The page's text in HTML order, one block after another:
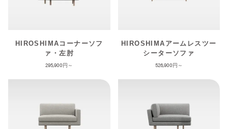
HIROSHIMAコーナーソフ
ァ・左肘
295,900
HIROSHIMAアームレスツー
シーターソファ
526,900